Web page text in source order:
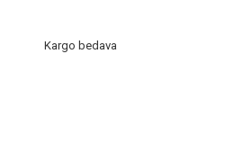
Kargo bedava